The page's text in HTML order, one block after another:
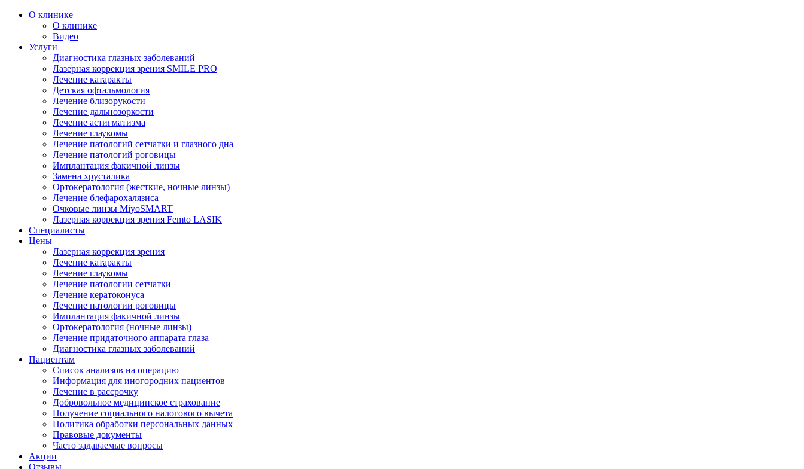
О клинике
О клинике
Видео
Услуги
Диагностика глазных заболеваний
Лазерная коррекция зрения SMILE PRO
Лечение катаракты
Детская офтальмология
Лечение близорукости
Лечение дальнозоркости
Лечение астигматизма
Лечение глаукомы
Лечение патологий сетчатки и глазного дна
Лечение патологий роговицы
Имплантация факичной линзы
Замена хрусталика
Ортокератология (жесткие, ночные линзы)
Лечение блефарохалязиса
Очковые линзы MiyoSMART
Лазерная коррекция зрения Femto LASIK
Специалисты
Цены
Лазерная коррекция зрения
Лечение катаракты
Лечение глаукомы
Лечение патологии сетчатки
Лечение кератоконуса
Лечение патологии роговицы
Имплантация факичной линзы
Ортокератология (ночные линзы)
Лечение придаточного аппарата глаза
Диагностика глазных заболеваний
Пациентам
Список анализов на операцию
Информация для иногородних пациентов
Лечение в рассрочку
Добровольное медицинское страхование
Получение социального налогового вычета
Политика обработки персональных данных
Правовые документы
Часто задаваемые вопросы
Акции
Отзывы